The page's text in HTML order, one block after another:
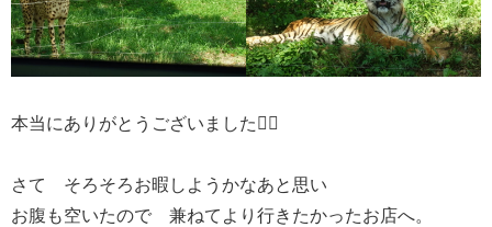
本当にありがとうございました🙇‍♂️
さて そろそろお暇しようかなあと思い
お腹も空いたので 兼ねてより行きたかったお店へ。